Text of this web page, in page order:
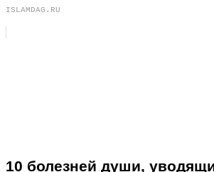
ISLAMDAG.RU
10 болезней души,